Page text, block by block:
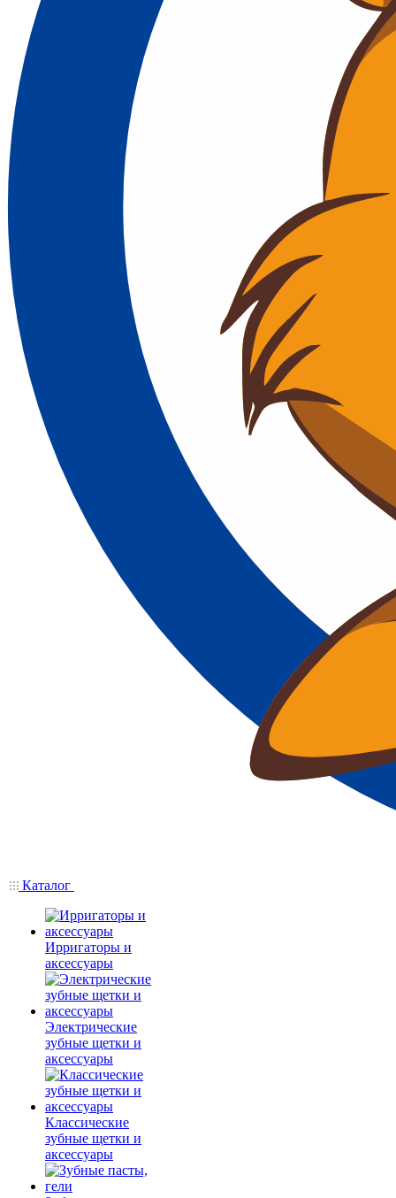
Каталог
Ирригаторы и
аксессуары
Электрические
зубные щетки и
аксессуары
Классические
зубные щетки и
аксессуары